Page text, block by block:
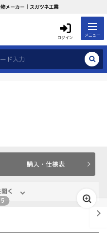
メーカー｜スガツネ工業
ログイン メニュー
購入・仕様表
く
5